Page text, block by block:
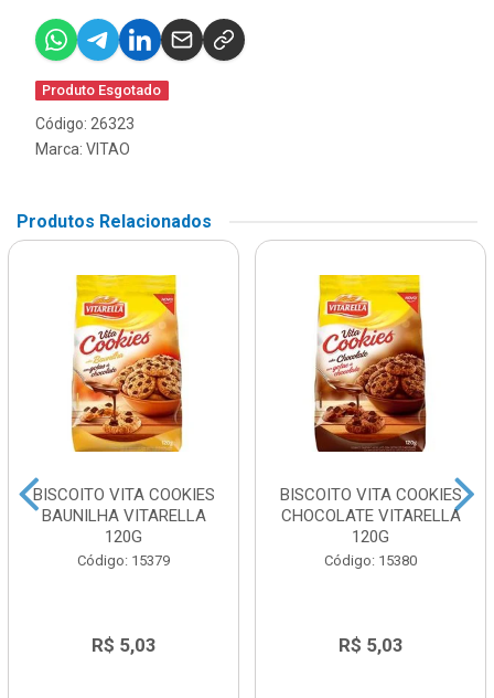
Produto Esgotado
Código: 26323
Marca: VITAO
Produtos Relacionados
BISCOITO VITA COOKIES
BAUNILHA VITARELLA
120G
Código: 15379
R$ 5,03
BISCOITO VITA COOKIES
CHOCOLATE VITARELLA
120G
Código: 15380
R$ 5,03